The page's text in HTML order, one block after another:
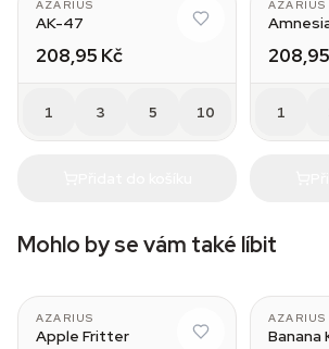
AZARIUS
AK-47
208,95 Kč
1 3 5 10
AZARIUS
1
Mohlo by se vám také líbit
AZARIUS
Apple Fritter
AZARIUS
Banana